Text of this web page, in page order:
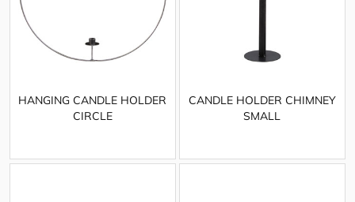
HANGING CANDLE HOLDER
CIRCLE
CANDLE HOLDER CHIMNEY
SMALL